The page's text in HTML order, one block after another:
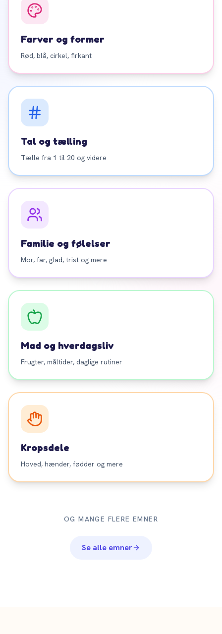
Farver og former
Rød, blå, cirkel, firkant
Tal og tælling
Tælle fra 1 til 20 og videre
Familie og følelser
Mor, far, glad, trist og mere
Mad og hverdagsliv
Frugter, måltider, daglige rutiner
Kropsdele
Hoved, hænder, fødder og mere
OG MANGE FLERE EMNER
Se alle emner